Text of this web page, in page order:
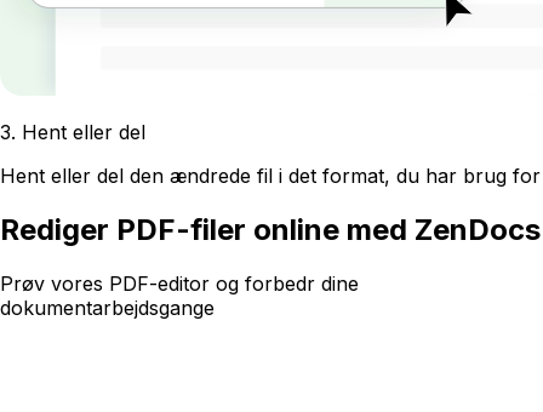
3. Hent eller del
Hent eller del den ændrede fil i det format, du har brug for
Rediger PDF-filer online med ZenDocs
Prøv vores PDF-editor og forbedr dine
dokumentarbejdsgange